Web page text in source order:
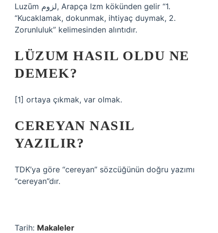
Luzūm لزوم, Arapça lzm kökünden gelir “1.
“Kucaklamak, dokunmak, ihtiyaç duymak, 2.
Zorunluluk” kelimesinden alıntıdır.
LÜZUM HASIL OLDU NE
DEMEK?
[1] ortaya çıkmak, var olmak.
CEREYAN NASIL
YAZILIR?
TDK’ya göre “cereyan” sözcüğünün doğru yazımı
“cereyan”dır.
Tarih: Makaleler